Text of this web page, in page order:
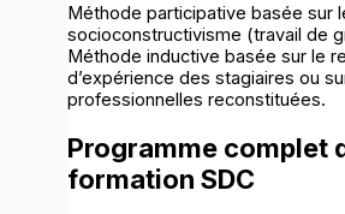
Méthode participative basée sur
socioconstructivisme (travail de
Méthode inductive basée sur le
d’expérience des stagiaires ou
professionnelles reconstituées.
Programme complet
formation SDC